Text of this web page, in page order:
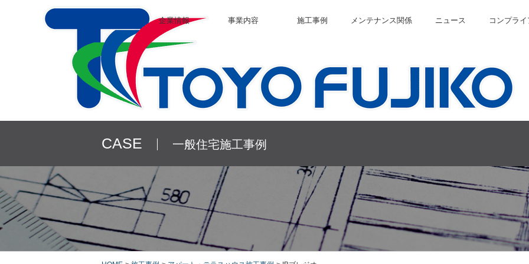
企業情報 事業内容 施工事例 メンテナンス関係 ニュース コンプラ
CASE 一般住宅施工事例